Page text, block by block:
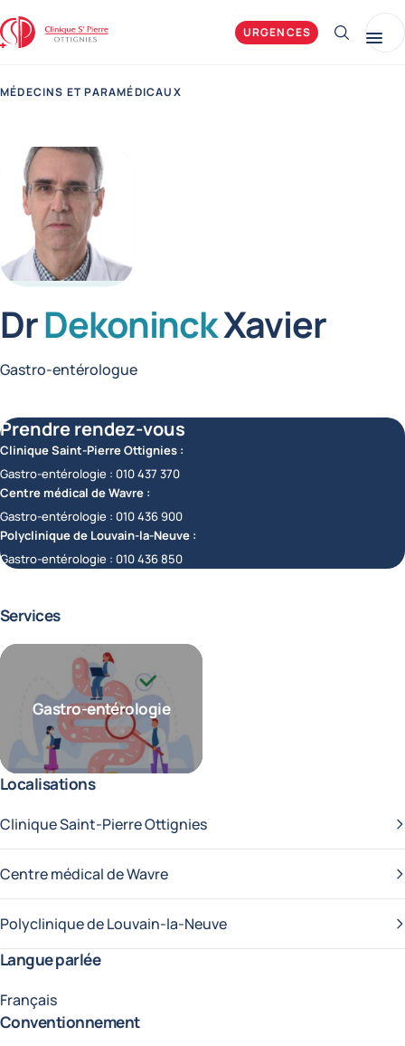
Clinique Saint-Pierre Ottignies URGENCES Afficher
MÉDECINS ET PARAMÉDICAUX
DrDekoninckXavier
Fonctions
Gastro-entérologue
Prendre rendez-vous
Clinique Saint-Pierre Ottignies :
Gastro-entérologie : 010 437 370
Centre médical de Wavre :
Gastro-entérologie : 010 436 900
Polyclinique de Louvain-la-Neuve :
Gastro-entérologie : 010 436 850
Services
Gastro-entérologie
Localisations
Clinique Saint-Pierre Ottignies
Centre médical de Wavre
Polyclinique de Louvain-la-Neuve
Langue parlée
Français
Conventionnement